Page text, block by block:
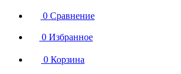
0 Сравнение
0 Избранное
0 Корзина